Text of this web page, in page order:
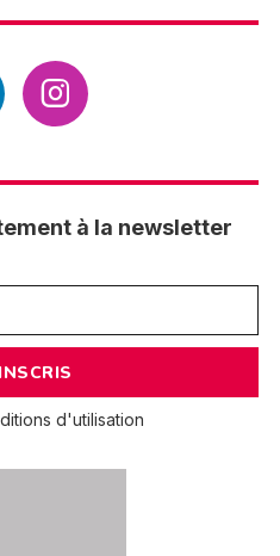
à la newsletter
d'utilisation